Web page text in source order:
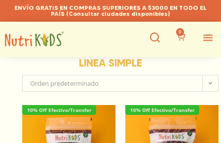
ENVÍO GRATIS EN COMPRAS SUPERIORES A $3000 EN TODO EL
PAÍS (Consultar ciudades disponibles)
0
LINEA SIMPLE
Orden predeterminado
10% Off Efectivo/Transfer 10% Off Efectivo/Transfer